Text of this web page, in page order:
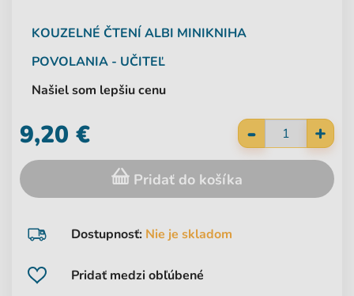
KOUZELNÉ ČTENÍ ALBI MINIKNIHA
POVOLANIA - UČITEĽ
Našiel som lepšiu cenu
Pridať medzi obľúbené
Dostupnosť: Nie je skladom
- +
9,20 €
Pridať do košíka